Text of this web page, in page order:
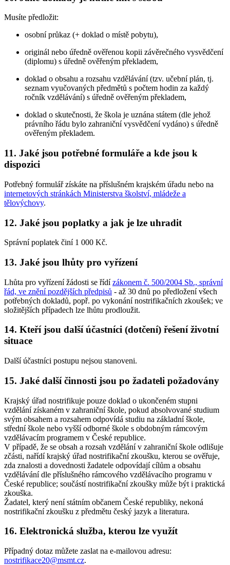
Musíte předložit:
osobní průkaz (+ doklad o místě pobytu),
originál nebo úředně ověřenou kopii závěrečného vysvědčení
(diplomu) s úředně ověřeným překladem,
doklad o obsahu a rozsahu vzdělávání (tzv. učební plán, tj.
seznam vyučovaných předmětů s počtem hodin za každý
ročník vzdělávání) s úředně ověřeným překladem,
doklad o skutečnosti, že škola je uznána státem (dle jehož
právního řádu bylo zahraniční vysvědčení vydáno) s úředně
ověřeným překladem.
11. Jaké jsou potřebné formuláře a kde jsou k
dispozici
Potřebný formulář získáte na příslušném krajském úřadu nebo na
internetových stránkách Ministerstva školství, mládeže a
tělovýchovy.
12. Jaké jsou poplatky a jak je lze uhradit
Správní poplatek činí 1 000 Kč.
13. Jaké jsou lhůty pro vyřízení
Lhůta pro vyřízení žádosti se řídízákonem č. 500/2004 Sb., správní
řád, ve znění pozdějších předpisů - až 30 dnů po předložení všech
potřebných dokladů, popř. po vykonání nostrifikačních zkoušek; ve
složitějších případech lze lhůtu prodloužit.
14. Kteří jsou další účastníci (dotčení) řešení životní
situace
Další účastníci postupu nejsou stanoveni.
15. Jaké další činnosti jsou po žadateli požadovány
Krajský úřad nostrifikuje pouze doklad o ukončeném stupni
vzdělání získaném v zahraniční škole, pokud absolvované studium
svým obsahem a rozsahem odpovídá studiu na základní škole,
střední škole nebo vyšší odborné škole s obdobným rámcovým
vzdělávacím programem v České republice.
V případě, že se obsah a rozsah vzdělání v zahraniční škole odlišuje
zčásti, nařídí krajský úřad nostrifikační zkoušku, kterou se ověřuje,
zda znalosti a dovednosti žadatele odpovídají cílům a obsahu
vzdělávání dle příslušného rámcového vzdělávacího programu v
České republice; součástí nostrifikační zkoušky může být i praktická
zkouška.
Žadatel, který není státním občanem České republiky, nekoná
nostrifikační zkoušku z předmětu český jazyk a literatura.
16. Elektronická služba, kterou lze využít
Případný dotaz můžete zaslat na e-mailovou adresu:
nostrifikace20@msmt.cz.